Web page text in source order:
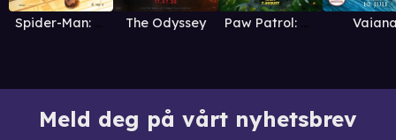
Spider-Man: Brand New Day The Odyssey Paw Patrol: Dinofilmen
Meld deg på vårt nyhetsbrev